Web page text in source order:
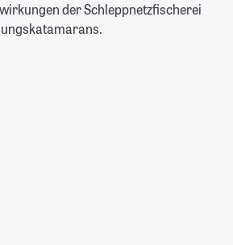
der Schleppnetzfischerei